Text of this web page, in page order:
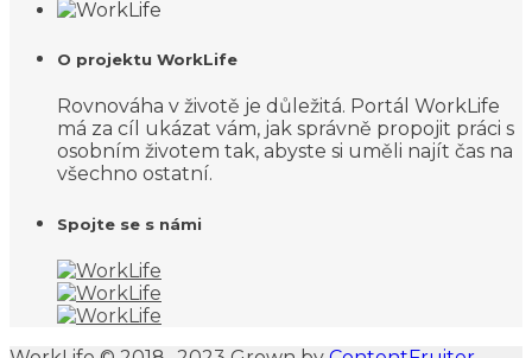
O projektu WorkLife
Rovnováha v životě je důležitá. Portál WorkLife
má za cíl ukázat vám, jak správně propojit práci s
osobním životem tak, abyste si uměli najít čas na
všechno ostatní.
Spojte se s námi